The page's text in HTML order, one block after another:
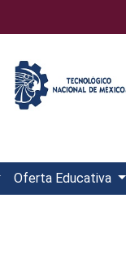
Oferta Educativa